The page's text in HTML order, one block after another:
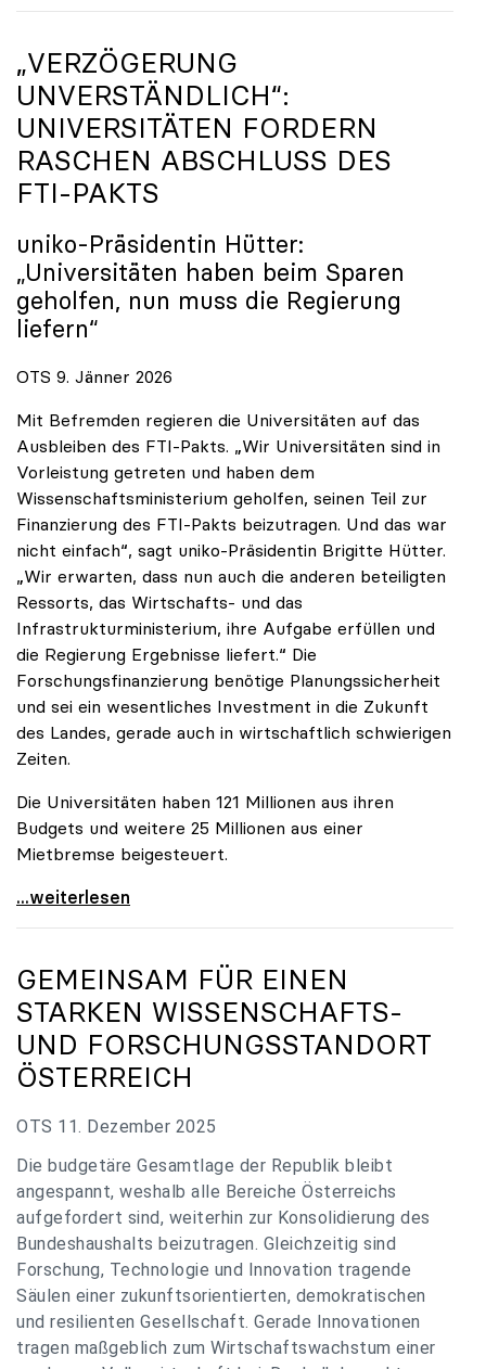
„VERZÖGERUNG
UNVERSTÄNDLICH“:
UNIVERSITÄTEN FORDERN
RASCHEN ABSCHLUSS DES
FTI-PAKTS
uniko-Präsidentin Hütter:
„Universitäten haben beim Sparen
geholfen, nun muss die Regierung
liefern“
OTS 9. Jänner 2026
Mit Befremden regieren die Universitäten auf das
Ausbleiben des FTI-Pakts. „Wir Universitäten sind in
Vorleistung getreten und haben dem
Wissenschaftsministerium geholfen, seinen Teil zur
Finanzierung des FTI-Pakts beizutragen. Und das war
nicht einfach“, sagt uniko-Präsidentin Brigitte Hütter.
„Wir erwarten, dass nun auch die anderen beteiligten
Ressorts, das Wirtschafts- und das
Infrastrukturministerium, ihre Aufgabe erfüllen und
die Regierung Ergebnisse liefert.“ Die
Forschungsfinanzierung benötige Planungssicherheit
und sei ein wesentliches Investment in die Zukunft
des Landes, gerade auch in wirtschaftlich schwierigen
Zeiten.
Die Universitäten haben 121 Millionen aus ihren
Budgets und weitere 25 Millionen aus einer
Mietbremse beigesteuert.
„Verzögerung unverständlich“: Universitäten
...weiterlesen
GEMEINSAM FÜR EINEN
STARKEN WISSENSCHAFTS-
UND FORSCHUNGSSTANDORT
ÖSTERREICH
OTS 11. Dezember 2025
Die budgetäre Gesamtlage der Republik bleibt
angespannt, weshalb alle Bereiche Österreichs
aufgefordert sind, weiterhin zur Konsolidierung des
Bundeshaushalts beizutragen. Gleichzeitig sind
Forschung, Technologie und Innovation tragende
Säulen einer zukunftsorientierten, demokratischen
und resilienten Gesellschaft. Gerade Innovationen
tragen maßgeblich zum Wirtschaftswachstum einer